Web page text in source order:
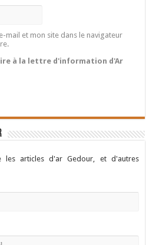
mail et mon site dans le navigateur
à la lettre d'information d'Ar
les articles d'ar Gedour, et d'autres